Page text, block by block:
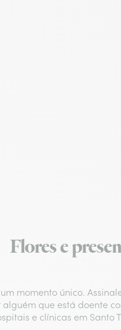
Flores e
momento único.
que está doente
e clínicas em